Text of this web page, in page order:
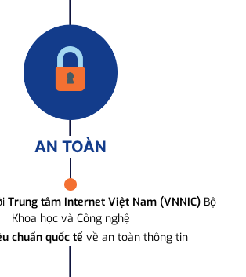
AN TOÀN
Trung tâm Internet Việt Nam (VNNIC) Bộ
Khoa học và Công nghệ
chuẩn quốc tế về an toàn thông tin